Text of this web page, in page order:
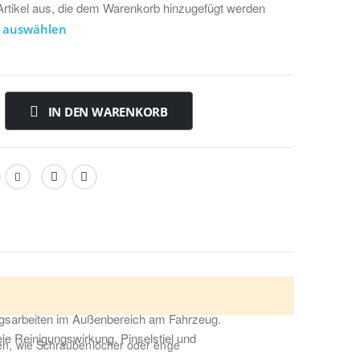
aus, die dem Warenkorb hinzugefügt werden
IN DEN WARENKORB
Stellen im Außenbereich / Felgenreinigung
wie Schraubenlöcher oder enge
im Außenbereich am Fahrzeug.
Reinigungswirkung. Pinselstiel und